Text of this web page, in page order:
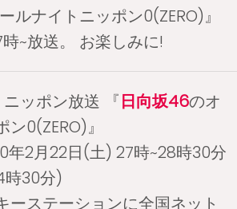
ルナイトニッポン0(ZERO)』
~放送。 お楽しみに!
ニッポン放送 『日向坂46のオ
0(ZERO)』
年2月22日(土) 27時~28時30分
時30分)
ーステーションに全国ネット